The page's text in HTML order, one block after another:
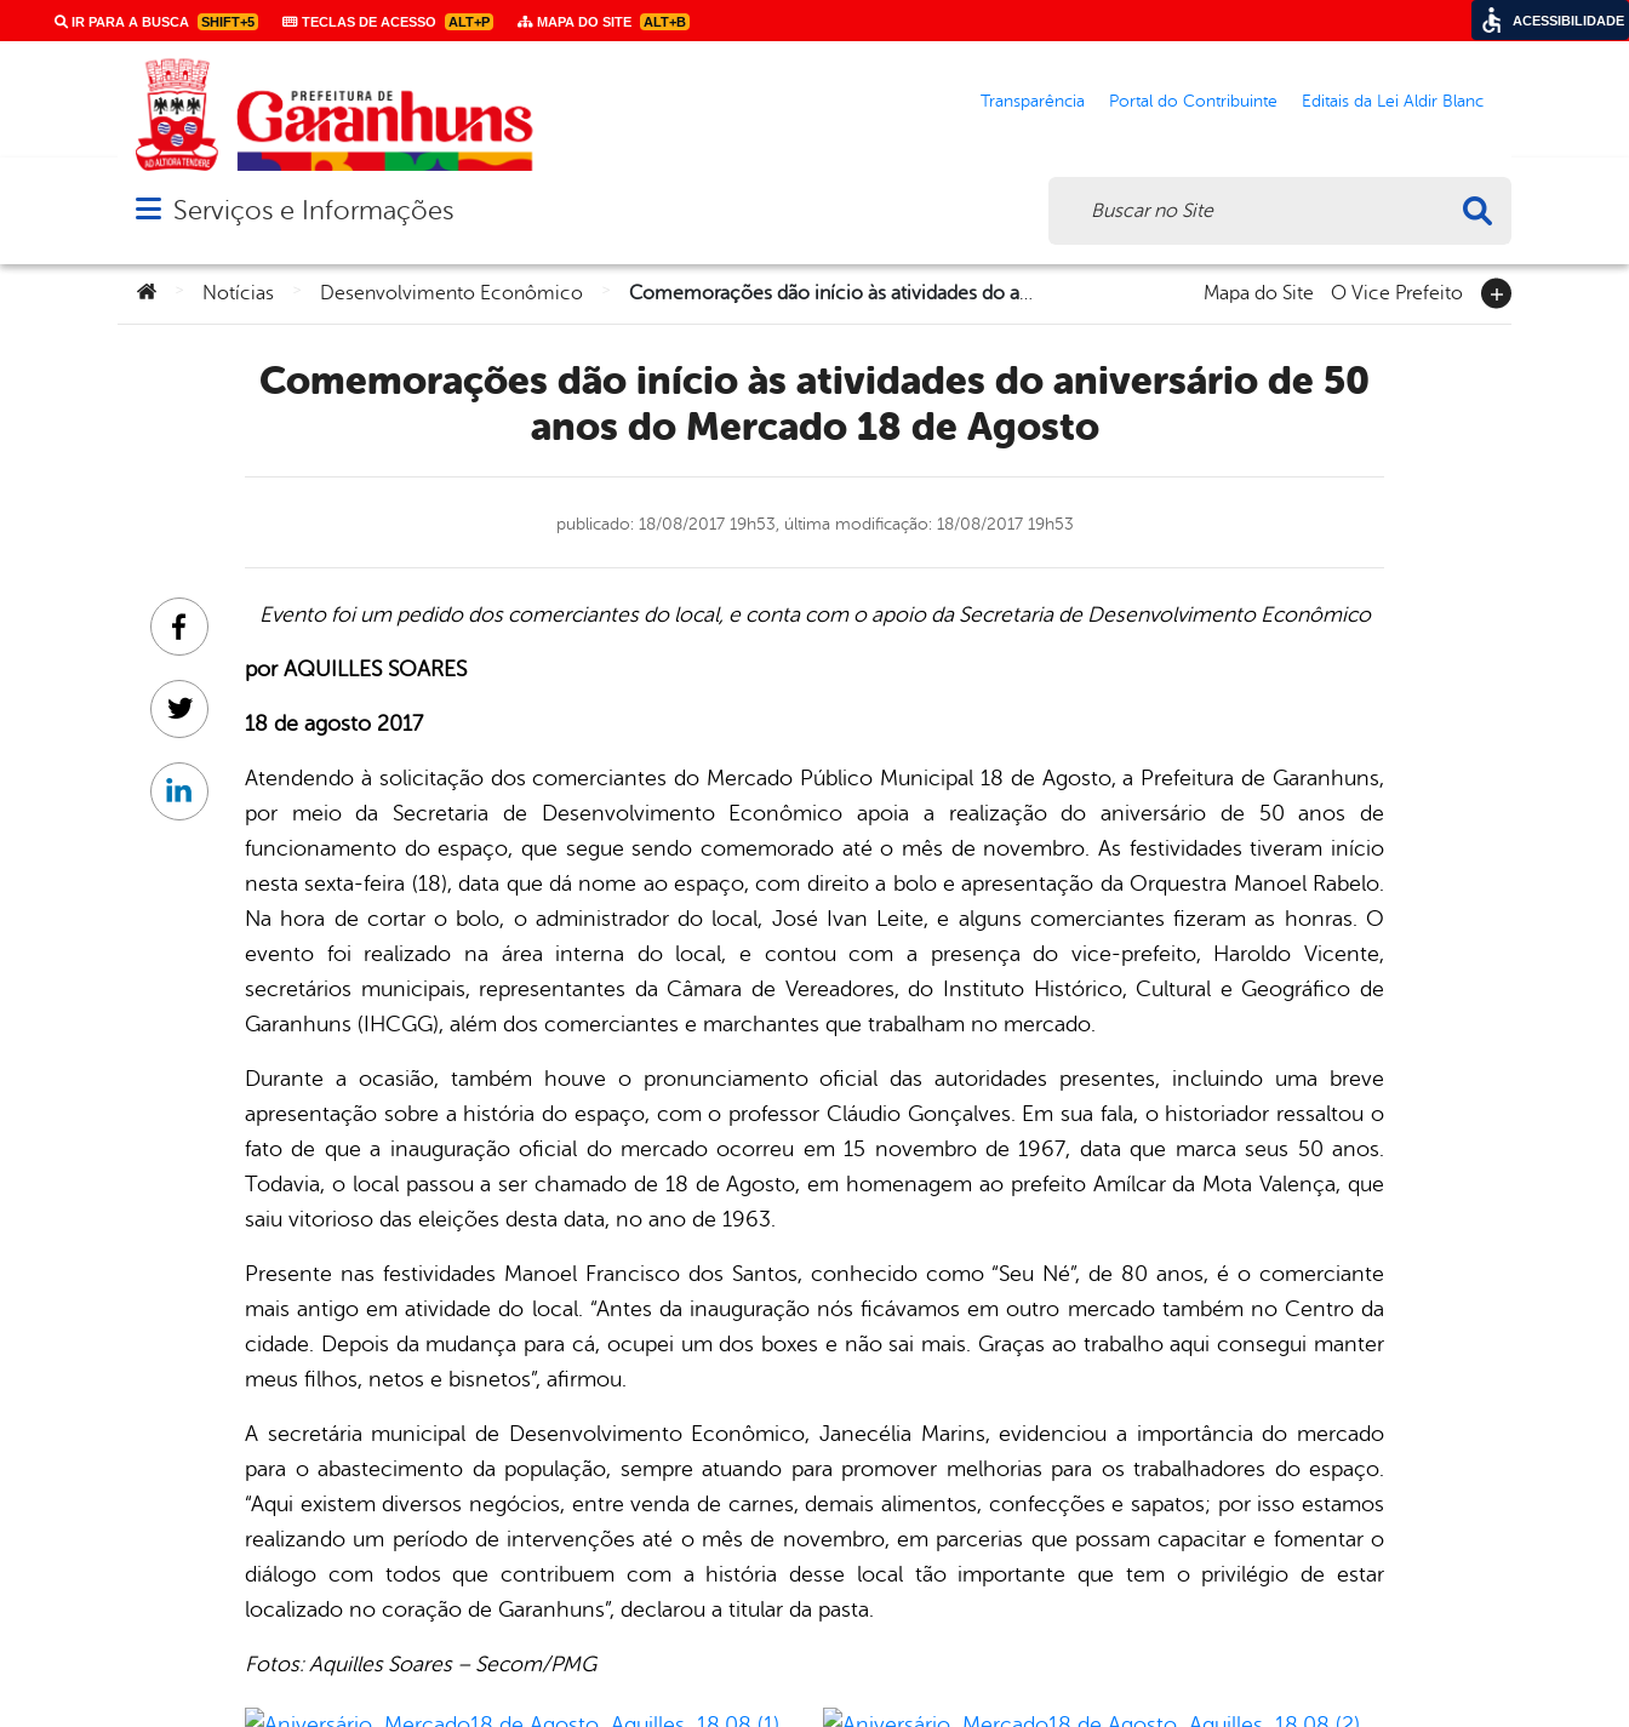
IR PARA A BUSCA SHIFT+5 TECLAS DE ACESSO ALT+P MAPA DO SITE ALT+B
Transparência Portal do Contribuinte Editais da Lei Aldir Blanc
Abrir menu principal de navegação
Serviços e Informações
Você está aqui:
Notícias Desenvolvimento Econômico Comemorações dão início às atividades do aniversário de 50 anos do Mercado 18 de Agosto Mapa do Site O Vice Prefeito
Comemorações dão início às atividades do aniversário de 50
anos do Mercado 18 de Agosto
publicado: 18/08/2017 19h53, última modificação: 18/08/2017 19h53
Evento foi um pedido dos comerciantes do local, e conta com o apoio da Secretaria de Desenvolvimento Econômico
por AQUILLES SOARES
18 de agosto 2017
Atendendo à solicitação dos comerciantes do Mercado Público Municipal 18 de Agosto, a Prefeitura de Garanhuns,
por meio da Secretaria de Desenvolvimento Econômico apoia a realização do aniversário de 50 anos de
funcionamento do espaço, que segue sendo comemorado até o mês de novembro. As festividades tiveram início
nesta sexta-feira (18), data que dá nome ao espaço, com direito a bolo e apresentação da Orquestra Manoel Rabelo.
Na hora de cortar o bolo, o administrador do local, José Ivan Leite, e alguns comerciantes fizeram as honras. O
evento foi realizado na área interna do local, e contou com a presença do vice-prefeito, Haroldo Vicente,
secretários municipais, representantes da Câmara de Vereadores, do Instituto Histórico, Cultural e Geográfico de
Garanhuns (IHCGG), além dos comerciantes e marchantes que trabalham no mercado.
Durante a ocasião, também houve o pronunciamento oficial das autoridades presentes, incluindo uma breve
apresentação sobre a história do espaço, com o professor Cláudio Gonçalves. Em sua fala, o historiador ressaltou o
fato de que a inauguração oficial do mercado ocorreu em 15 novembro de 1967, data que marca seus 50 anos.
Todavia, o local passou a ser chamado de 18 de Agosto, em homenagem ao prefeito Amílcar da Mota Valença, que
saiu vitorioso das eleições desta data, no ano de 1963.
Presente nas festividades Manoel Francisco dos Santos, conhecido como “Seu Né”, de 80 anos, é o comerciante
mais antigo em atividade do local. “Antes da inauguração nós ficávamos em outro mercado também no Centro da
cidade. Depois da mudança para cá, ocupei um dos boxes e não sai mais. Graças ao trabalho aqui consegui manter
meus filhos, netos e bisnetos”, afirmou.
A secretária municipal de Desenvolvimento Econômico, Janecélia Marins, evidenciou a importância do mercado
para o abastecimento da população, sempre atuando para promover melhorias para os trabalhadores do espaço.
“Aqui existem diversos negócios, entre venda de carnes, demais alimentos, confecções e sapatos; por isso estamos
realizando um período de intervenções até o mês de novembro, em parcerias que possam capacitar e fomentar o
diálogo com todos que contribuem com a história desse local tão importante que tem o privilégio de estar
localizado no coração de Garanhuns”, declarou a titular da pasta.
Fotos: Aquilles Soares – Secom/PMG
Facebook
Twitter
Linkedin
ACESSIBILIDADE